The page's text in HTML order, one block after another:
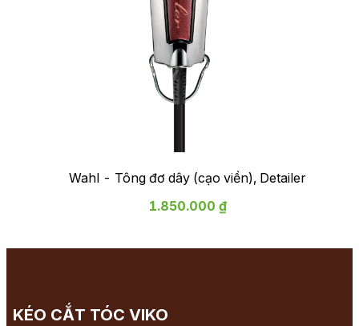
Wahl - Tông đơ dây (cạo viền), Detailer
1.850.000 ₫
KÉO CẮT TÓC VIKO